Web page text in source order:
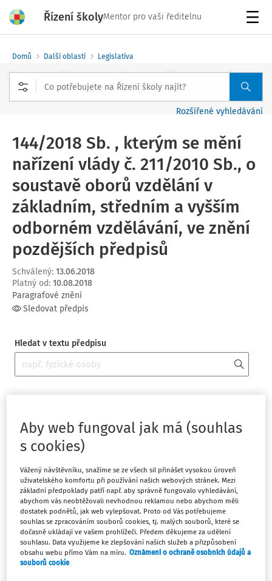
Řízení školyMentor pro vaši ředitelnu
Domů Další oblasti Legislativa
Rozšířené vyhledávání
144/2018 Sb. , kterým se mění
nařízení vlády č. 211/2010 Sb., o
soustavě oborů vzdělání v
základním, středním a vyšším
odborném vzdělávání, ve znění
pozdějších předpisů
Schválený: 13.06.2018
Platný od: 10.08.2018
Paragrafové znění
Sledovat předpis
Hledat v textu předpisu
144/2018 Sb.
NAŘÍZENÍ VLÁDY
ze dne 13. června 2018,
kterým se mění nařízení vlády č. 211/2010 Sb., o soustavě
oborů vzdělání v základním, středním a vyšším odborném
vzdělávání, ve znění pozdějších předpisů
Aby web fungoval jak má (souhlas
s cookies)
Vážený návštěvníku, snažíme se ze všech sil přinášet vysokou úroveň
uživatelského komfortu při používání našich webových stránek. Mezi
základní předpoklady patří např. aby správně fungovalo vyhledávání,
abychom vás neobtěžovali nevhodnou reklamou nebo abychom měli
dostatek podnětů, jak web vylepšovat. Proto od Vás potřebujeme
souhlas se zpracováním souborů cookies, tj. malých souborů, které se
dočasně ukládají ve vašem prohlížeči. Předem děkujeme za udělení
souhlasu. Data využijeme ke zlepšování našich služeb a přizpůsobení
obsahu webu přímo Vám na míru. Oznámení o ochraně osobních údajů a
souborů cookie